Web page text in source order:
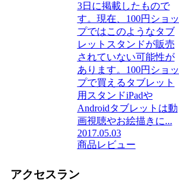
3日に掲載したもので
す。現在、100円ショッ
プではこのようなタブ
レットスタンドが販売
されていない可能性が
あります。100円ショッ
プで買えるタブレット
用スタンドiPadや
Androidタブレットは動
画視聴やお絵描きに...
2017.05.03
商品レビュー
アクセスラン